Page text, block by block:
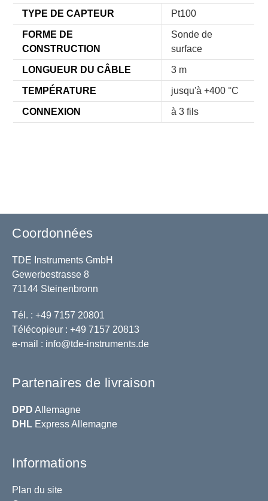
TYPE DE CAPTEUR Pt100
FORME DE
CONSTRUCTION
Sonde de
surface
LONGUEUR DU CÂBLE 3 m
TEMPÉRATURE jusqu'à +400 °C
CONNEXION à 3 fils
Coordonnées
TDE Instruments GmbH
Gewerbestrasse 8
71144 Steinenbronn
Tél. : +49 7157 20801
Télécopieur : +49 7157 20813
e-mail : info@tde-instruments.de
Partenaires de livraison
DPD Allemagne
DHL Express Allemagne
Informations
Plan du site